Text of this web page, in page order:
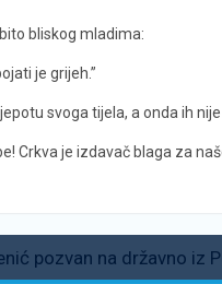
bliskog mladima:
je grijeh.”
svoga tijela, a onda ih
Crkva je izdavač blaga za
pozvan na državno iz